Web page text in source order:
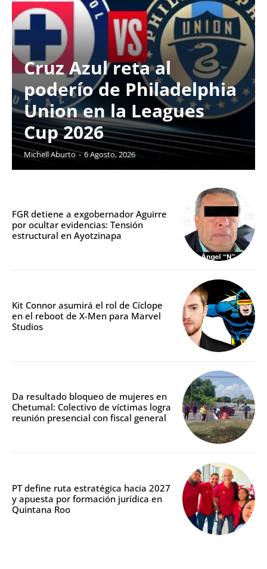
Cruz Azul reta al
poderío de Philadelphia
Union en la Leagues
Cup 2026
Michell Aburto - 6 Agosto, 2026
FGR detiene a exgobernador Aguirre
por ocultar evidencias: Tensión
estructural en Ayotzinapa
Kit Connor asumirá el rol de Cíclope
en el reboot de X-Men para Marvel
Studios
Da resultado bloqueo de mujeres en
Chetumal: Colectivo de víctimas logra
reunión presencial con fiscal general
PT define ruta estratégica hacia 2027
y apuesta por formación jurídica en
Quintana Roo